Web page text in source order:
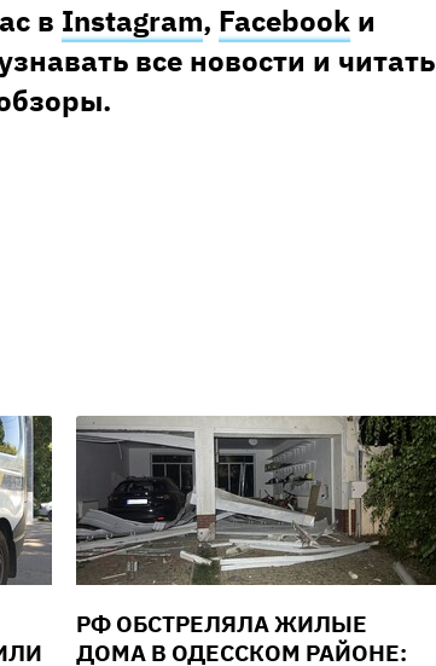
в Instagram, Facebook и
все новости и читать
РФ ОБСТРЕЛЯЛА ЖИЛЫЕ
ДОМА В ОДЕССКОМ РАЙОНЕ: